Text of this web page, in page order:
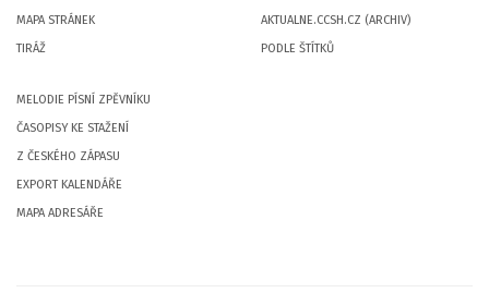
MAPA STRÁNEK
TIRÁŽ
AKTUALNE.CCSH.CZ (ARCHIV)
PODLE ŠTÍTKŮ
MELODIE PÍSNÍ ZPĚVNÍKU
ČASOPISY KE STAŽENÍ
Z ČESKÉHO ZÁPASU
EXPORT KALENDÁŘE
MAPA ADRESÁŘE